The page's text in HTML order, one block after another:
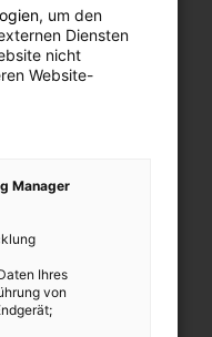
, um den
Diensten
nicht
Website-
Manager
Ihres
von